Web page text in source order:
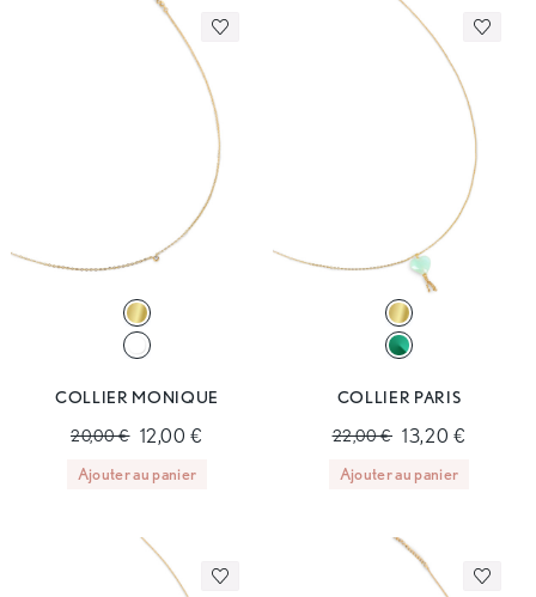
COLLIER MONIQUE
20,00 € 12,00 €
Ajouter au panier
COLLIER PARIS
22,00 € 13,20 €
Ajouter au panier